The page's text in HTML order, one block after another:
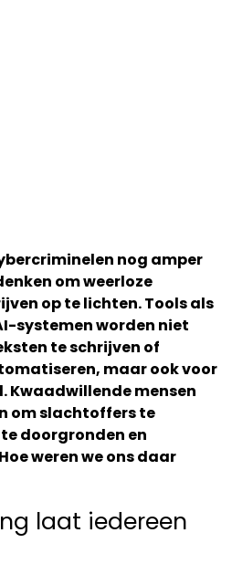
nog amper
om weerloze
op te lichten. Tools als
systemen worden niet
te schrijven of
maar ook voor
Kwaadwillende mensen
om slachtoffers te
doorgronden en
weren we ons daar
laat iedereen